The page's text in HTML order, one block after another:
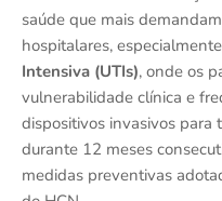
saúde que mais
hospitalares,
Intensiva (UTIs), onde os
vulnerabilidade clínica e
dispositivos invasivos para
durante 12 meses
medidas preventivas